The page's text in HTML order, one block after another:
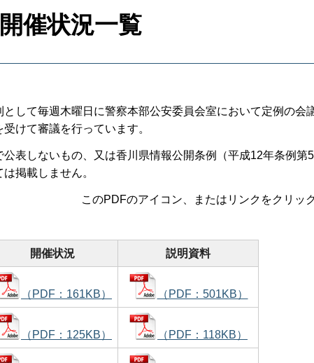
催状況一覧
して毎週木曜日に警察本部公安委員会室において定例の会
けて審議を行っています。
表しないもの、又は香川県情報公開条例（平成12年条例第
掲載しません。
このPDFのアイコン、またはリンクをクリッ
開催状況 説明資料
（PDF：161KB） （PDF：501KB）
（PDF：125KB） （PDF：118KB）